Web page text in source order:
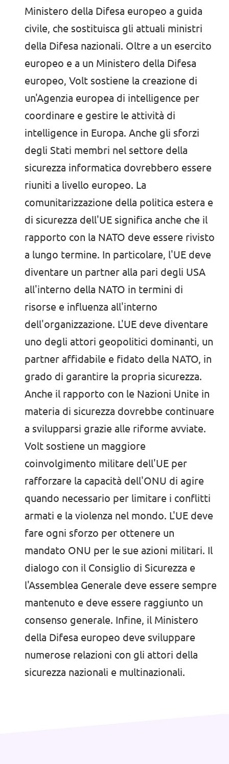
Ministero della Difesa europeo a guida
civile, che sostituisca gli attuali ministri
della Difesa nazionali. Oltre a un esercito
europeo e a un Ministero della Difesa
europeo, Volt sostiene la creazione di
un'Agenzia europea di intelligence per
coordinare e gestire le attività di
intelligence in Europa. Anche gli sforzi
degli Stati membri nel settore della
sicurezza informatica dovrebbero essere
riuniti a livello europeo. La
comunitarizzazione della politica estera e
di sicurezza dell'UE significa anche che il
rapporto con la NATO deve essere rivisto
a lungo termine. In particolare, l'UE deve
diventare un partner alla pari degli USA
all'interno della NATO in termini di
risorse e influenza all'interno
dell'organizzazione. L'UE deve diventare
uno degli attori geopolitici dominanti, un
partner affidabile e fidato della NATO, in
grado di garantire la propria sicurezza.
Anche il rapporto con le Nazioni Unite in
materia di sicurezza dovrebbe continuare
a svilupparsi grazie alle riforme avviate.
Volt sostiene un maggiore
coinvolgimento militare dell'UE per
rafforzare la capacità dell'ONU di agire
quando necessario per limitare i conflitti
armati e la violenza nel mondo. L'UE deve
fare ogni sforzo per ottenere un
mandato ONU per le sue azioni militari. Il
dialogo con il Consiglio di Sicurezza e
l'Assemblea Generale deve essere sempre
mantenuto e deve essere raggiunto un
consenso generale. Infine, il Ministero
della Difesa europeo deve sviluppare
numerose relazioni con gli attori della
sicurezza nazionali e multinazionali.